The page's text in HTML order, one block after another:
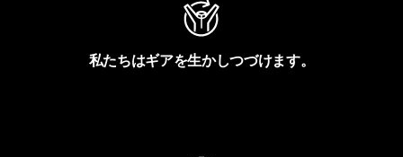
私たちはギアを生かしつづけます。